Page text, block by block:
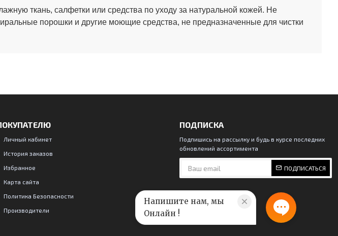
ткань, салфетки или средства по уходу за натуральной кожей. Не
порошки и другие моющие средства, не предназначенные для чистки
Личный кабинет
История заказов
Избранное
Карта сайта
Политика Безопасности
Производители
ПОДПИСКА
Подпишись на рассылку и будь в курсе последних
обновлений ассортимента
ПОДПИСАТЬСЯ
Напишите нам, мы
Онлайн !